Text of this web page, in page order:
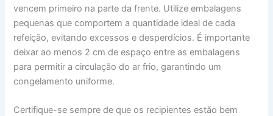
vencem primeiro na parte da frente. Utilize embalagens
pequenas que comportem a quantidade ideal de cada
refeição, evitando excessos e desperdícios. É importante
deixar ao menos 2 cm de espaço entre as embalagens
para permitir a circulação do ar frio, garantindo um
congelamento uniforme.
Certifique-se sempre de que os recipientes estão bem